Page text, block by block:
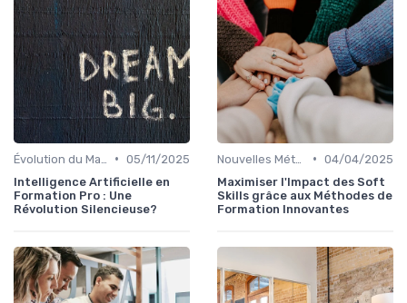
• 05/11/2025
Intelligence Artificielle en
Formation Pro : Une
Révolution Silencieuse?
• 04/04/2025
Maximiser l'Impact des Soft
Skills grâce aux Méthodes de
Formation Innovantes